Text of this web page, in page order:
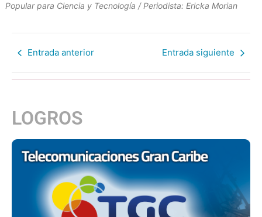
Popular para Ciencia y Tecnología / Periodista: Ericka Morian
Entrada anterior Entrada siguiente
LOGROS